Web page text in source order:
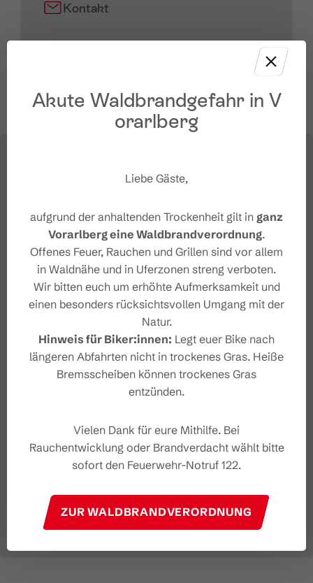
Kontakt
+43 5559 224 0
Akute Waldbrandgefahr in V
orarlberg
Liebe Gäste,
aufgrund der anhaltenden Trockenheit gilt in ganz
Vorarlberg eine Waldbrandverordnung.
Offenes Feuer, Rauchen und Grillen sind vor allem
in Waldnähe und in Uferzonen streng verboten.
Wir bitten euch um erhöhte Aufmerksamkeit und
einen besonders rücksichtsvollen Umgang mit der
Natur.
Hinweis für Biker:innen: Legt euer Bike nach
längeren Abfahrten nicht in trockenes Gras. Heiße
Bremsscheiben können trockenes Gras
entzünden.
Vielen Dank für eure Mithilfe. Bei
Rauchentwicklung oder Brandverdacht wählt bitte
sofort den Feuerwehr-Notruf 122.
ZUR WALDBRANDVERORDNUNG